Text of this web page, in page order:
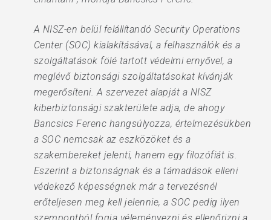
A NISZ-en belül felállítandó Security Operations
Center (SOC) kialakításával, a felhasználók és a
szolgáltatások fölé tartott védelmi ernyővel, a
meglévő biztonsági szolgáltatásokat kívánják
megerősíteni. A szervezet alapját a NISZ
kiberbiztonsági szakterülete adja, de ahogy
Bancsics Ferenc hangsúlyozza, értelmezésükben
a SOC nemcsak az eszközöket és a
szakembereket jelenti, hanem egy filozófiát is.
Eszerint a biztonságnak és a támadások elleni
védekező képességnek már a tervezésnél
erőteljesen meg kell jelennie, a SOC pedig ilyen